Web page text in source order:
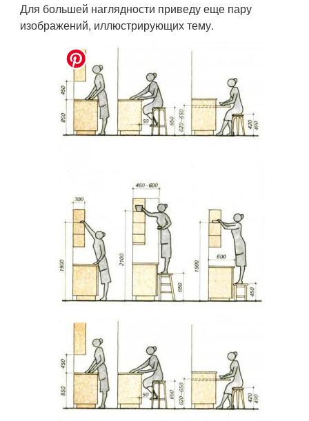
Для большей наглядности приведу еще пару
изображений, иллюстрирующих тему.